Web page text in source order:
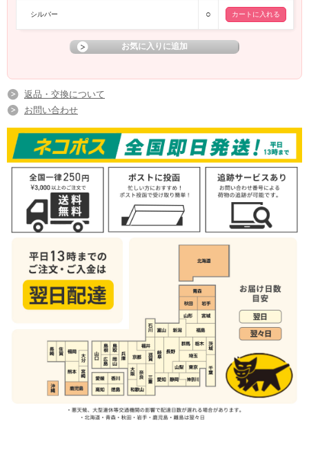
シルバー ○
返品・交換について
お問い合わせ